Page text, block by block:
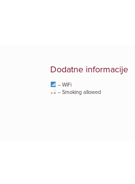
Dodatne informacije
– WiFi
– Smoking allowed